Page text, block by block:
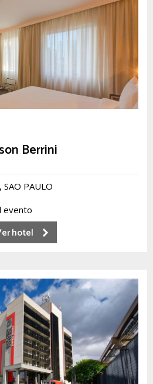
Berrini
PAULO
evento
hotel